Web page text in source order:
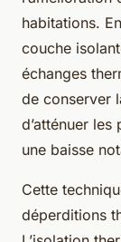
habitations.
couche
échanges
de conserver
d’atténuer
une baisse
Cette
déperditions